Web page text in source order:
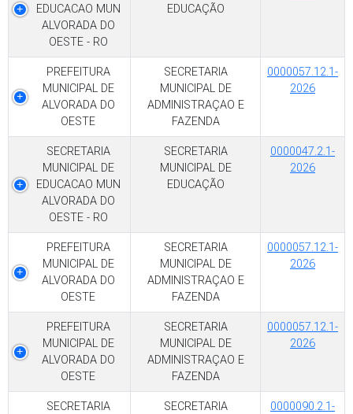
EDUCACAO MUN
ALVORADA DO
OESTE - RO
EDUCAÇÃO
PREFEITURA
MUNICIPAL DE
ALVORADA DO
OESTE
SECRETARIA
MUNICIPAL DE
ADMINISTRAÇAO E
FAZENDA
0000057.12.1-
2026
SECRETARIA
MUNICIPAL DE
EDUCACAO MUN
ALVORADA DO
OESTE - RO
SECRETARIA
MUNICIPAL DE
EDUCAÇÃO
0000047.2.1-
2026
PREFEITURA
MUNICIPAL DE
ALVORADA DO
OESTE
SECRETARIA
MUNICIPAL DE
ADMINISTRAÇAO E
FAZENDA
0000057.12.1-
2026
PREFEITURA
MUNICIPAL DE
ALVORADA DO
OESTE
SECRETARIA
MUNICIPAL DE
ADMINISTRAÇAO E
FAZENDA
0000057.12.1-
2026
SECRETARIA
SECRETARIA
0000090.2.1-